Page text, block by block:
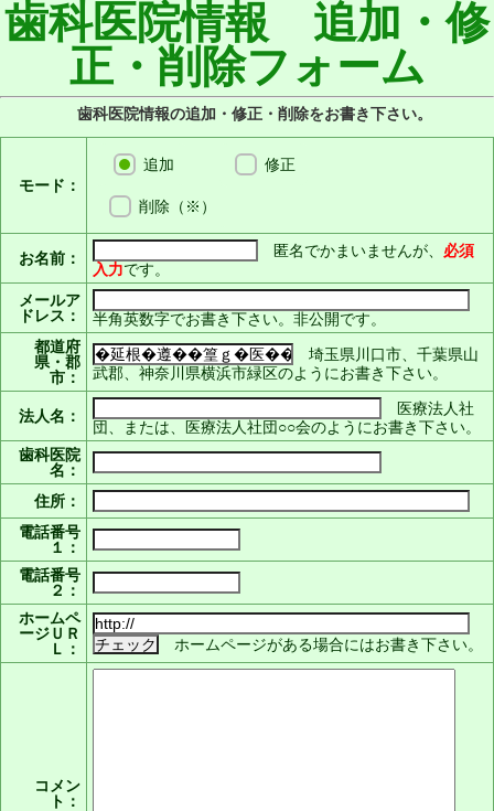
歯科医院情報 追加・修
正・削除フォーム
歯科医院情報の追加・修正・削除をお書き下さい。
モード：
追加 修正
削除（※）
お名前： 匿名でかまいませんが、 必須
入力です。
メールア
ドレス：
半角英数字でお書き下さい。非公開です。
都道府
県・郡
市：
埼玉県川口市、千葉県山
武郡、神奈川県横浜市緑区のようにお書き下さい。
法人名：
医療法人社
団、または、医療法人社団○○会のようにお書き下さい。
歯科医院
名：
住所：
電話番号
１：
電話番号
２：
ホームペ
ージＵＲ
Ｌ：
ホームページがある場合にはお書き下さい。
コメン
ト：